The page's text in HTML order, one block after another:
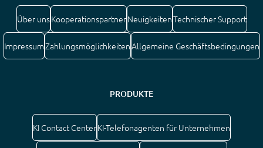
Über unsKooperationspartnerNeuigkeitenTechnischer Support
ImpressumZahlungsmöglichkeitenAllgemeine Geschäftsbedingungen
PRODUKTE
KI Contact CenterKI-Telefonagenten für Unternehmen